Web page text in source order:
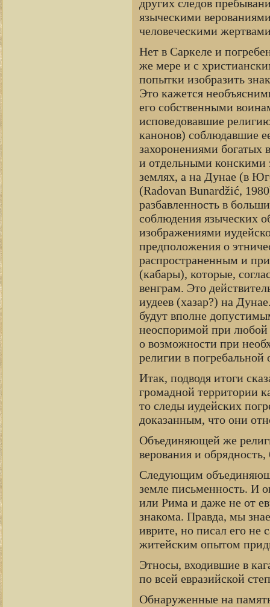
других следов
языческими
человеческими
Нет в Саркеле и
же мере и с
попытки изобразить
Это кажется
его собственными
исповедовавшие
канонов) соблюдавшие
захоронениями богатых
и отдельными конскими
землях, а на Дунае (в
(Radovan Bunardžić,
разбавленность в
соблюдения языческих
изображениями
предположения о
распространенным и
(кабары), которые,
венграм. Это
иудеев (хазар?) на
будут вполне
неоспоримой при любой
о возможности при
религии в погребальной
Итак, подводя итоги
громадной территории
то следы иудейских
доказанным, что они
Объединяющей же
верования и
Следующим
земле письменность. И
или Рима и даже не от
знакома. Правда, мы
иврите, но писал его
житейским опытом
Этносы, входившие в
по всей евразийской
Обнаруженные на